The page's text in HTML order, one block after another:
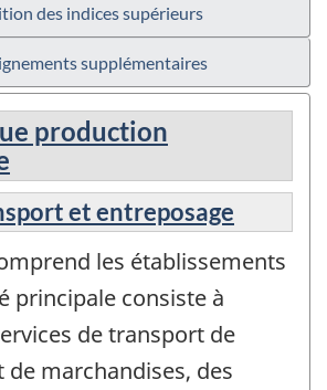
des indices supérieurs
supplémentaires
production
et entreposage
les établissements
principale consiste à
de transport de
de marchandises, des